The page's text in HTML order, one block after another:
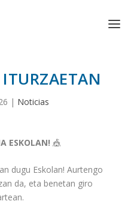
| Noticias
ESKOLAN! 🎪
dugu Eskolan! Aurtengo
da, eta benetan giro